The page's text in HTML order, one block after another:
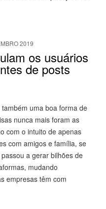
2019
os usuários
de posts
uma boa forma de
nunca mais foram as
com o intuito de apenas
com amigos e família, se
a gerar bilhões de
mudando
empresas têm com